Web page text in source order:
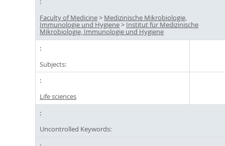
Faculty of Medicine> Medizinische Mikrobiologie,
Immunologie und Hygiene> Institut für Medizinische
Mikrobiologie, Immunologie und Hygiene
Subjects:
Life sciences
Uncontrolled Keywords: